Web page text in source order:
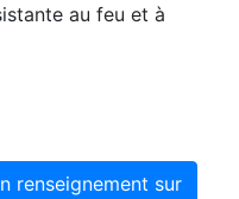
au feu et à
renseignement sur